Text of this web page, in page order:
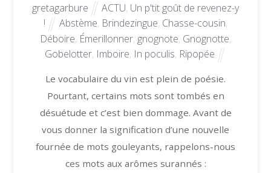
gretagarbure ACTU, Un p'tit goût de revenez-y
!
Abstème, Brindezingue, Chasse-cousin,
Déboire, Émerillonner, gnognote, Gnognotte,
Gobelotter, Imboire, In poculis, Ripopée
Le vocabulaire du vin est plein de poésie.
Pourtant, certains mots sont tombés en
désuétude et c’est bien dommage. Avant de
vous donner la signification d’une nouvelle
fournée de mots gouleyants, rappelons-nous
ces mots aux arômes surannés :